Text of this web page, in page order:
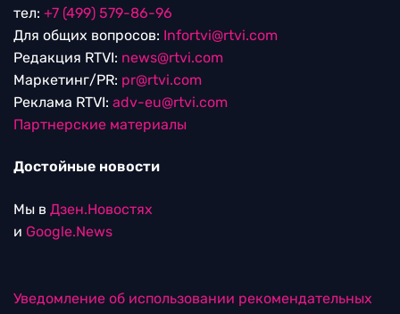
тел: +7 (499) 579-86-96
Для общих вопросов: Infortvi@rtvi.com
Редакция RTVI: news@rtvi.com
Маркетинг/PR: pr@rtvi.com
Реклама RTVI: adv-eu@rtvi.com
Партнерские материалы
Достойные новости
Мы в Дзен.Новостях
и Google.News
Уведомление об использовании рекомендательных